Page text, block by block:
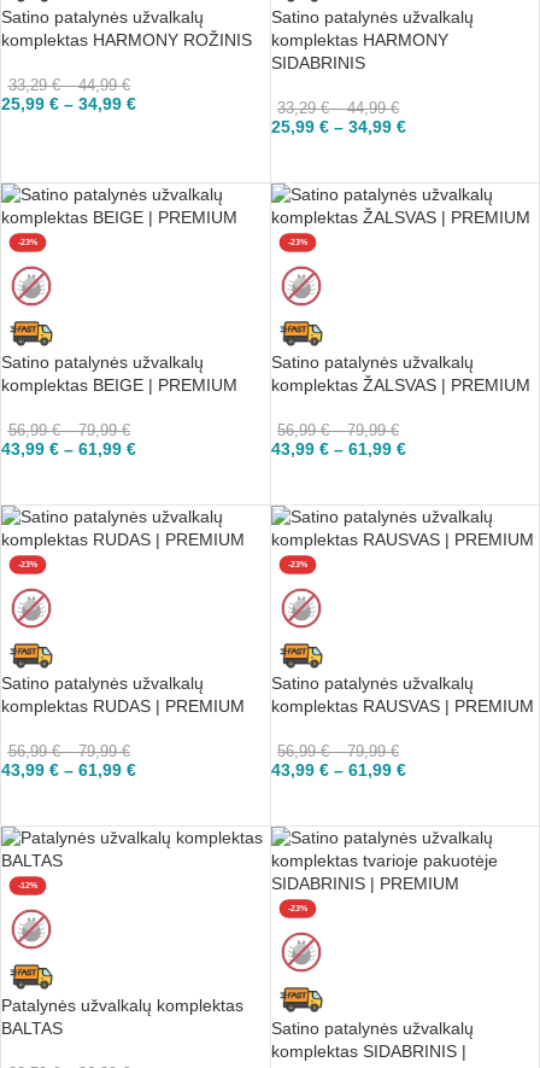
Satino patalynės užvalkalų
komplektas HARMONY ROŽINIS
33,29€–44,99€
25,99 € – 34,99 €
Satino patalynės užvalkalų
komplektas HARMONY
SIDABRINIS
33,29€–44,99€
25,99 €– 34,99 €
-23%
Satino patalynės užvalkalų
komplektas BEIGE | PREMIUM
56,99€–79,99€
43,99 € – 61,99 €
-23%
Satino patalynės užvalkalų
komplektas ŽALSVAS | PREMIUM
56,99€–79,99€
43,99 €– 61,99 €
-23%
Satino patalynės užvalkalų
komplektas RUDAS | PREMIUM
56,99€–79,99€
43,99 € – 61,99 €
-23%
Satino patalynės užvalkalų
komplektas RAUSVAS | PREMIUM
56,99€–79,99€
43,99 €– 61,99 €
-12%
Patalynės užvalkalų komplektas
BALTAS
-23%
Satino patalynės užvalkalų
komplektas SIDABRINIS |